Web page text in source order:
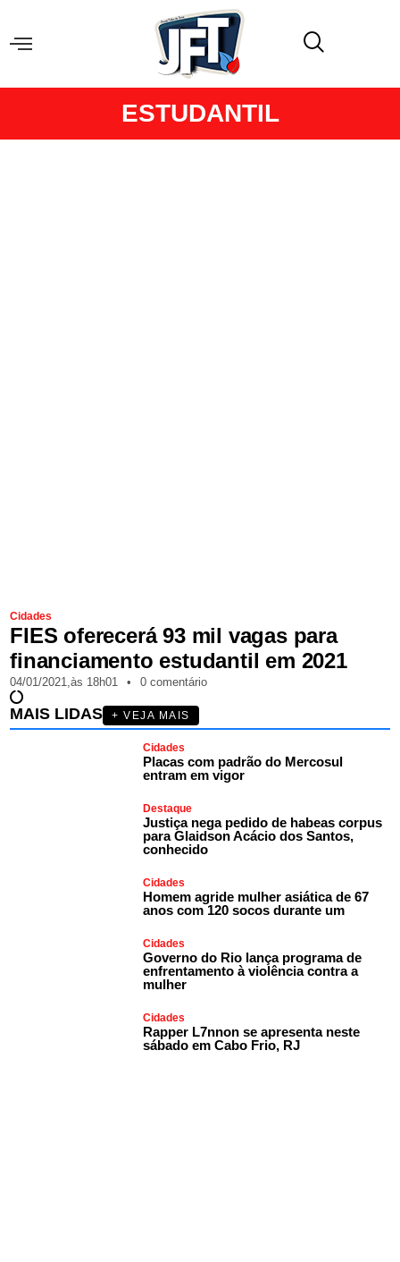
ESTUDANTIL
Cidades
FIES oferecerá 93 mil vagas para
financiamento estudantil em 2021
04/01/2021,às 18h01 • 0 comentário
MAIS LIDAS + VEJA MAIS
Cidades
Placas com padrão do Mercosul
entram em vigor
Destaque
Justiça nega pedido de habeas corpus
para Glaidson Acácio dos Santos,
conhecido
Cidades
Homem agride mulher asiática de 67
anos com 120 socos durante um
Cidades
Governo do Rio lança programa de
enfrentamento à violência contra a
mulher
Cidades
Rapper L7nnon se apresenta neste
sábado em Cabo Frio, RJ